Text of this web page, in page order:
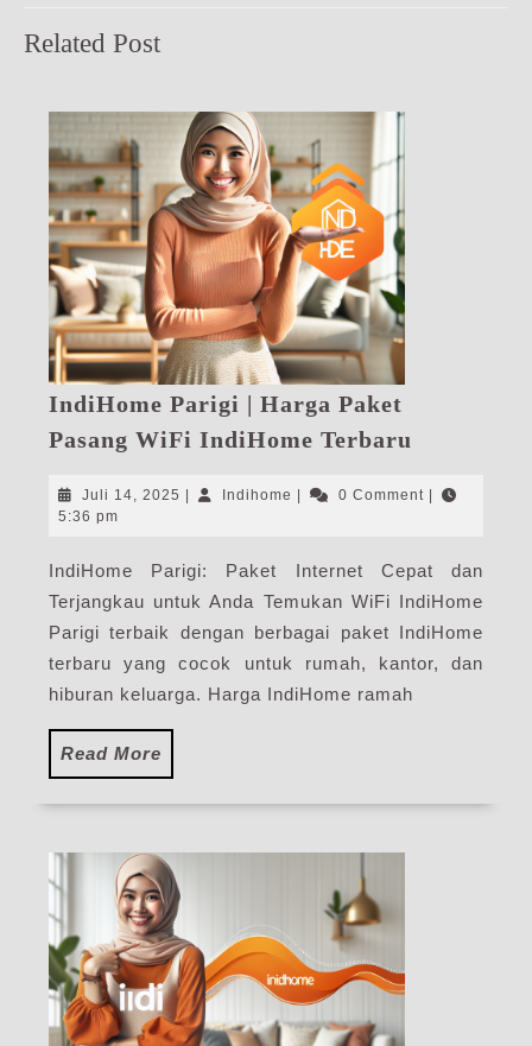
post:
Related Post
IndiHome Parigi | Harga Paket
Pasang WiFi IndiHome Terbaru
|
Pasang
WiFi
IndiHome
Terbaru
Juli 14, 2025 Juli
Indihome Indihome0 Comment
5:36 pm
IndiHome Parigi: Paket Internet Cepat dan
Terjangkau untuk Anda Temukan WiFi IndiHome
Parigi terbaik dengan berbagai paket IndiHome
terbaru yang cocok untuk rumah, kantor, dan
hiburan keluarga. Harga IndiHome ramah
Read More
More